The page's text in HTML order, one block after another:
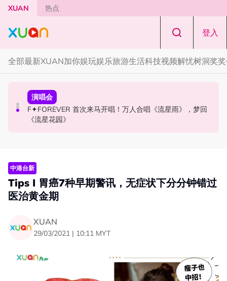
Skip to main content
XUAN 热点
登入
全部最新XUAN加你娱玩娱乐旅游生活科技视频解忧树洞奖
国际星闻
张员瑛频陷耍大牌争议！首度吐心声：真相终究会浮出水
面！
演唱会
F✦FOREVER 首次来马开唱！万人合唱《流星雨》，梦回
《流星花园》
国际星闻
CORTIS MARTIN一开口就沦陷！深情演绎JANNABI歌曲
获网友狂赞！
中港台新
Tips I 胃癌7种早期警讯，无症状下分分钟错过
医治黄金期
XUAN
29/03/2021 | 10:11 MYT